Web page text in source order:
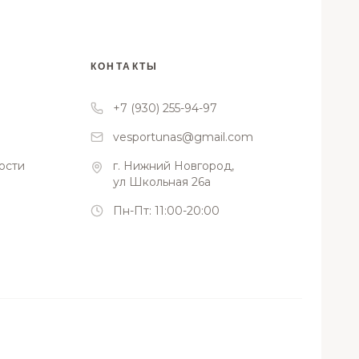
КОНТАКТЫ
+7 (930) 255-94-97
vesportunas@gmail.com
г. Нижний Новгород,
ул Школьная 26а
Пн-Пт: 11:00-20:00